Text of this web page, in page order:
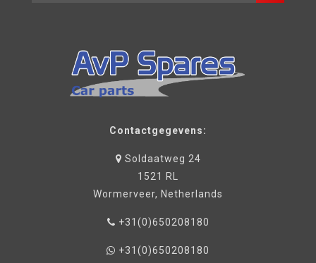
Contactgegevens:
Soldaatweg 24
1521 RL
Wormerveer, Netherlands
+31(0)650208180
+31(0)650208180